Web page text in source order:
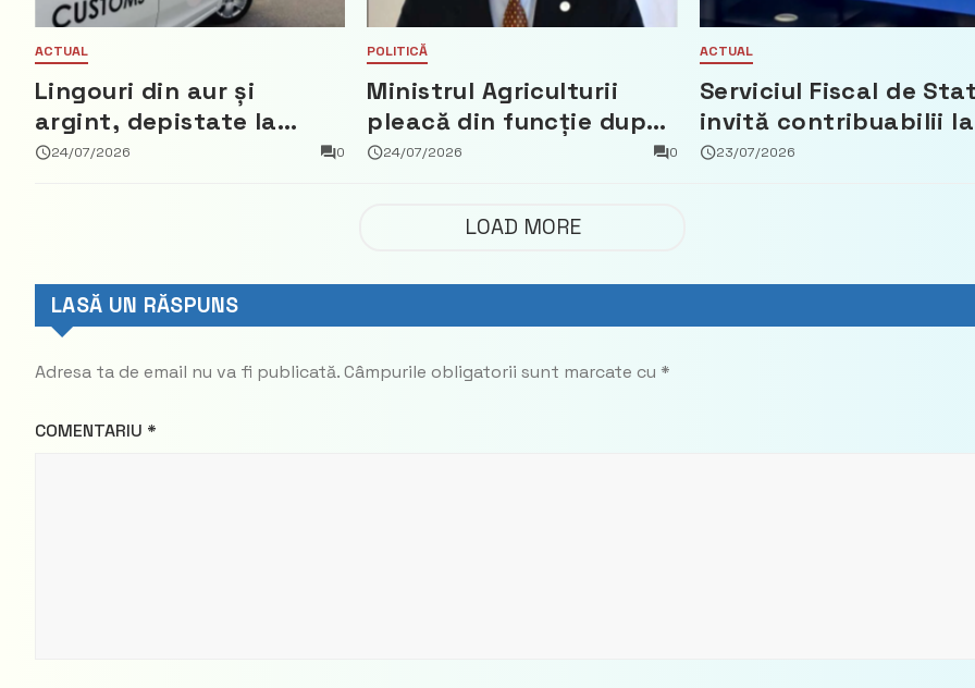
ACTUAL
Lingouri din aur și
argint, depistate la
vama Aeroport
24/07/2026 0
POLITICĂ
Ministrul Agriculturii
pleacă din funcție după
ce a negat că a făcut
Democrat
24/07/2026 0
ACTUAL
Serviciul Fiscal de
invită contribuabilii la
un webinar gratuit
23/07/2026
LOAD MORE
LASĂ UN RĂSPUNS
Adresa ta de email nu va fi publicată.Câmpurile obligatorii sunt marcate cu *
COMENTARIU *